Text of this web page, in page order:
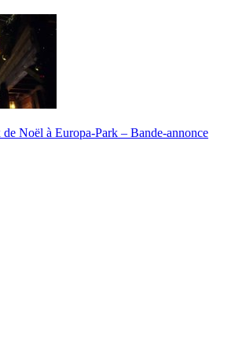
Noël à Europa-Park – Bande-annonce